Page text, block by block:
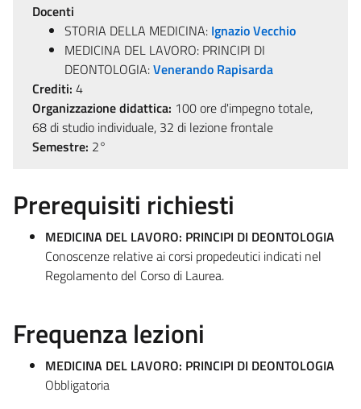
Docenti
STORIA DELLA MEDICINA: Ignazio Vecchio
MEDICINA DEL LAVORO: PRINCIPI DI
DEONTOLOGIA:Venerando Rapisarda
Crediti: 4
Organizzazione didattica: 100 ore d'impegno totale,
68 di studio individuale, 32 di lezione frontale
Semestre: 2°
Prerequisiti richiesti
MEDICINA DEL LAVORO: PRINCIPI DI DEONTOLOGIA
Conoscenze relative ai corsi propedeutici indicati nel
Regolamento del Corso di Laurea.
Frequenza lezioni
MEDICINA DEL LAVORO: PRINCIPI DI DEONTOLOGIA
Obbligatoria